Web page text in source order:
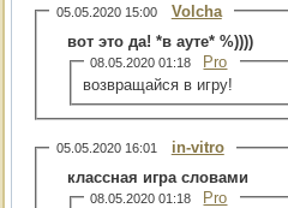
05.05.2020 15:00
Volcha
вот это да! *в ауте* %))))
08.05.2020 01:18
Pro
возвращайся в игру!
05.05.2020 16:01
in-vitro
классная игра словами
08.05.2020 01:18
Pro